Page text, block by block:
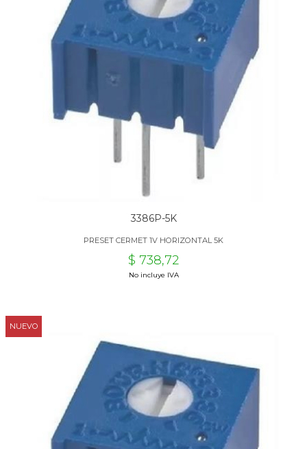
3386P-5K
PRESET CERMET 1V HORIZONTAL 5K
$ 738,72
No incluye IVA
NUEVO